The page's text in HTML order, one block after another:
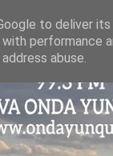
to deliver
with
abuse.